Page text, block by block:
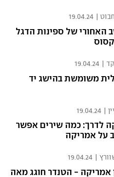
19.04.24
האחורי של ספינות הדגל
19.04.24
משומשת בהישג יד
19.04.24
לדרך: כמה שירים אפשר
על אמריקה
19.04.24
אמריקה - הטנדר חוגג מאה